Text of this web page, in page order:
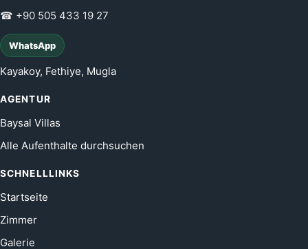
☎ +90 505 433 19 27
WhatsApp
Kayakoy, Fethiye, Mugla
AGENTUR
Baysal Villas
Alle Aufenthalte durchsuchen
SCHNELLLINKS
Startseite
Zimmer
Galerie